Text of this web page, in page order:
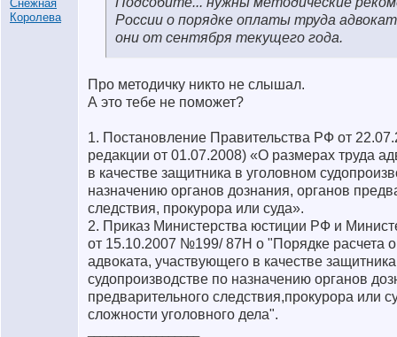
России о порядке оплаты труда
они от сентября текущего года.
Про методичку никто не слышал.
А это тебе не поможет?
1. Постановление Правительства РФ от
редакции от 01.07.2008) «О размерах труда
в качестве защитника в уголовном
назначению органов дознания, органов
следствия, прокурора или суда».
2. Приказ Министерства юстиции РФ и
от 15.10.2007 №199/ 87Н о "Порядке расчета
адвоката, участвующего в качестве
судопроизводстве по назначению органов
предварительного следствия,прокурора или
сложности уголовного дела".